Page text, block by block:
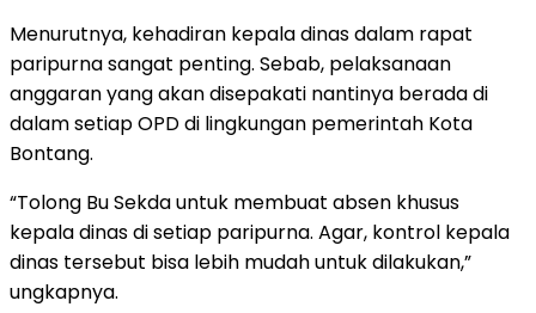
Menurutnya, kehadiran kepala dinas dalam rapat
paripurna sangat penting. Sebab, pelaksanaan
anggaran yang akan disepakati nantinya berada di
dalam setiap OPD di lingkungan pemerintah Kota
Bontang.
“Tolong Bu Sekda untuk membuat absen khusus
kepala dinas di setiap paripurna. Agar, kontrol kepala
dinas tersebut bisa lebih mudah untuk dilakukan,”
ungkapnya.